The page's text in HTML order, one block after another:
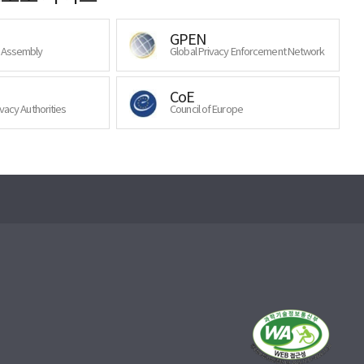
GPEN
Global Privacy Enforcement Network
Authorities
CoE
Council of Europe